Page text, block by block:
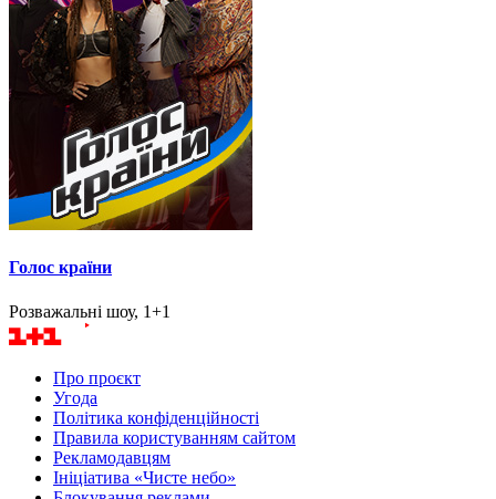
Голос країни
Розважальні шоу, 1+1
Про проєкт
Угода
Політика конфіденційності
Правила користуванням сайтом
Рекламодавцям
Ініціатива «Чисте небо»